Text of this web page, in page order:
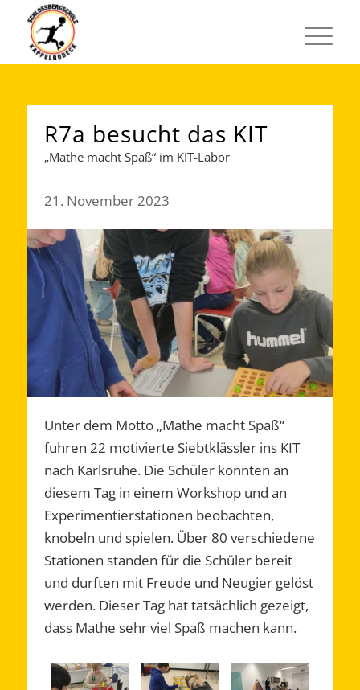
R7a besucht das KIT
„Mathe macht Spaß“ im KIT-Labor
21. November 2023
Unter dem Motto „Mathe macht Spaß“
fuhren 22 motivierte Siebtklässler ins KIT
nach Karlsruhe. Die Schüler konnten an
diesem Tag in einem Workshop und an
Experimentierstationen beobachten,
knobeln und spielen. Über 80 verschiedene
Stationen standen für die Schüler bereit
und durften mit Freude und Neugier gelöst
werden. Dieser Tag hat tatsächlich gezeigt,
dass Mathe sehr viel Spaß machen kann.